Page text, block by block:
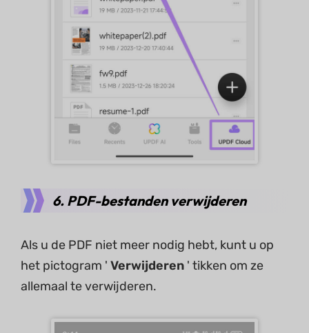
6. PDF-bestanden verwijderen
Als u de PDF niet meer nodig hebt, kunt u op
het pictogram ' Verwijderen ' tikken om ze
allemaal te verwijderen.